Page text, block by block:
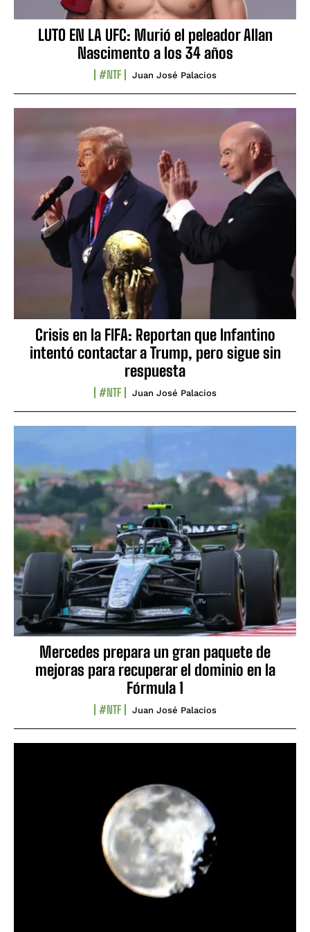
LUTO EN LA UFC: Murió el peleador Allan
Nascimento a los 34 años
#NTF Juan José Palacios
Crisis en la FIFA: Reportan que Infantino
intentó contactar a Trump, pero sigue sin
respuesta
#NTF Juan José Palacios
Mercedes prepara un gran paquete de
mejoras para recuperar el dominio en la
Fórmula 1
#NTF Juan José Palacios